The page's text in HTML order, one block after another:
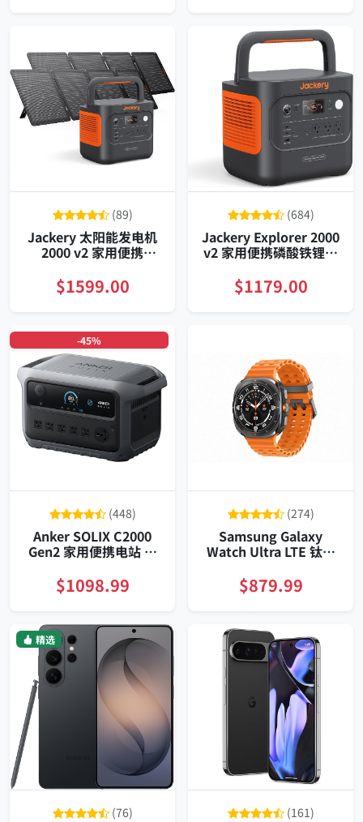
(89)
Jackery 太阳能发电机
2000 v2 家用便携
源
$1599.00
(684)
Jackery Explorer 2000
v2 家用便携磷酸铁锂大
音快充智能远程监控
$1179.00
-45%
(448)
Anker SOLIX C2000
Gen2 家用便携电站 大
分钟 高峰四千瓦 稳定输
出无噪运行
$1098.99
(274)
Samsung Galaxy
Watch Ultra LTE 钛合
位超长续航
$879.99
精选
(76) (161)